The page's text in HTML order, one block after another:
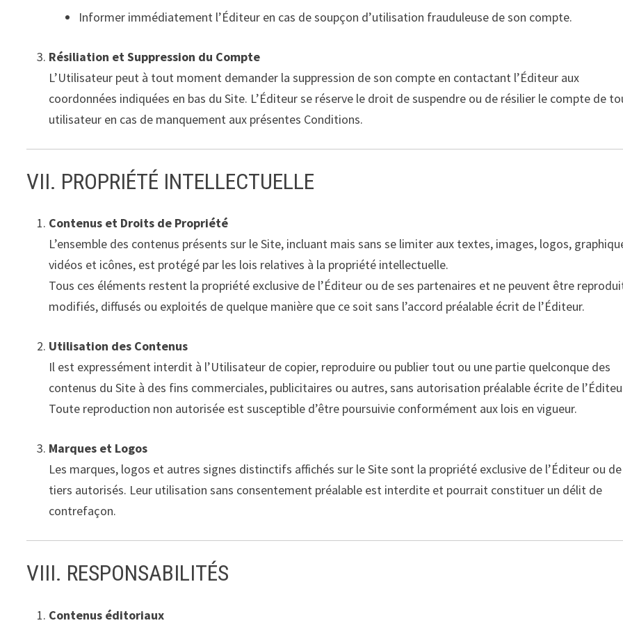
Informer immédiatement l’Éditeur en cas de soupçon d’utilisation frauduleuse de son compte.
Résiliation et Suppression du Compte
L’Utilisateur peut à tout moment demander la suppression de son compte en contactant l’Éditeur aux
coordonnées indiquées en bas du Site. L’Éditeur se réserve le droit de suspendre ou de résilier le compte de
utilisateur en cas de manquement aux présentes Conditions.
VII. PROPRIÉTÉ INTELLECTUELLE
Contenus et Droits de Propriété
L’ensemble des contenus présents sur le Site, incluant mais sans se limiter aux textes, images, logos,
vidéos et icônes, est protégé par les lois relatives à la propriété intellectuelle.
Tous ces éléments restent la propriété exclusive de l’Éditeur ou de ses partenaires et ne peuvent être
modifiés, diffusés ou exploités de quelque manière que ce soit sans l’accord préalable écrit de l’Éditeur.
Utilisation des Contenus
Il est expressément interdit à l’Utilisateur de copier, reproduire ou publier tout ou une partie quelconque des
contenus du Site à des fins commerciales, publicitaires ou autres, sans autorisation préalable écrite de
Toute reproduction non autorisée est susceptible d’être poursuivie conformément aux lois en vigueur.
Marques et Logos
Les marques, logos et autres signes distinctifs affichés sur le Site sont la propriété exclusive de l’Éditeur ou de
tiers autorisés. Leur utilisation sans consentement préalable est interdite et pourrait constituer un délit de
contrefaçon.
VIII. RESPONSABILITÉS
Contenus éditoriaux